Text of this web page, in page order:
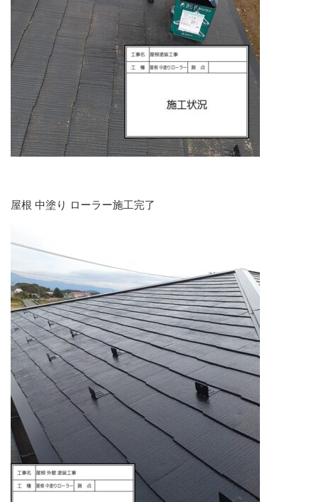
屋根 中塗り ローラー施工完了